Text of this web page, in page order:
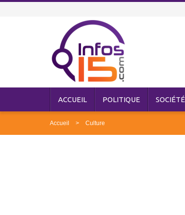
ACCUEIL POLITIQUE SOCIÉTÉ
Accueil Culture